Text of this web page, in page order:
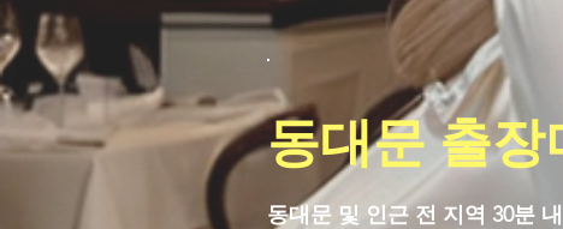
동대문 출장
동대문 및 인근 전 지역 30분